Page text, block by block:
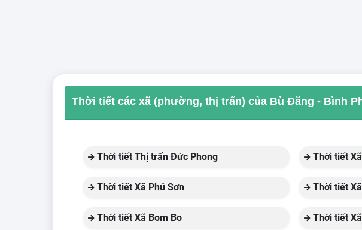
Thời tiết các xã (phường, thị trấn) của Bù Đăng - Bình
Thời tiết Thị trấn Đức Phong Thời tiết
Thời tiết Xã Phú Sơn Thời tiết
Thời tiết Xã Bom Bo Thời tiết